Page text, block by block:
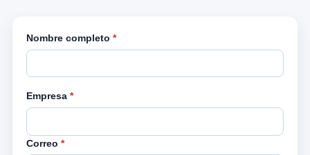
Nombre completo *
Empresa *
Correo *